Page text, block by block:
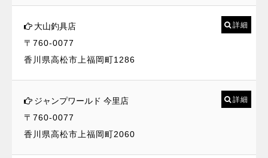
大山釣具店
〒760-0077
香川県高松市上福岡町1286
詳細
ジャンプワールド 今里店
〒760-0077
香川県高松市上福岡町2060
詳細